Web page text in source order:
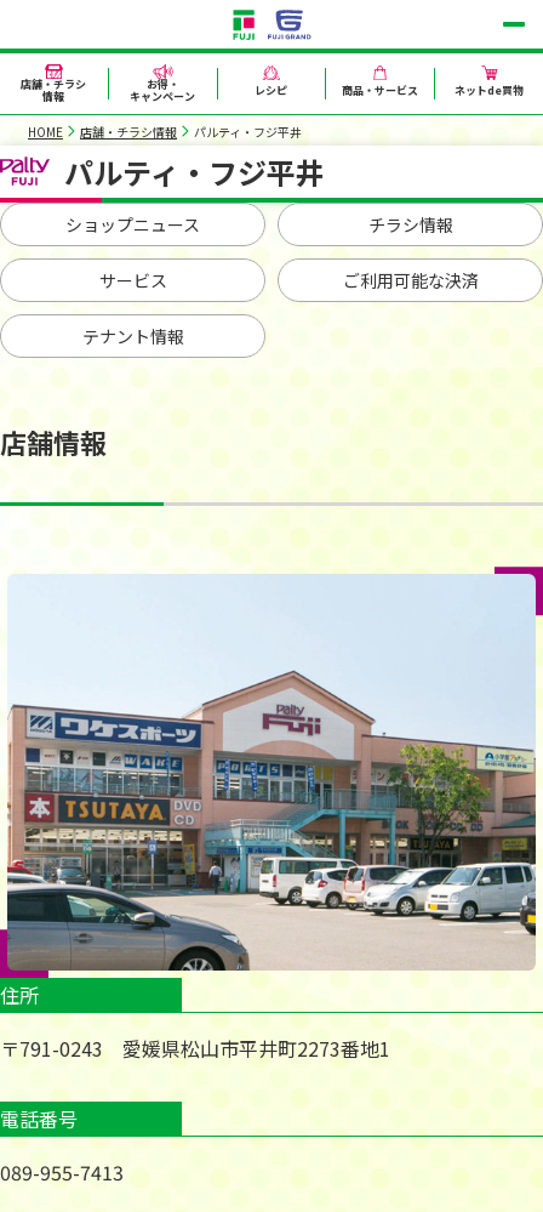
店舗・チラシ
情報
お得・
キャンペーン レシピ 商品・サービス ネットde買物
HOME 店舗・チラシ情報 パルティ・フジ平井
パルティ・フジ平井
ショップニュース チラシ情報
サービス ご利用可能な決済
テナント情報
店舗情報
住所
〒791-0243 愛媛県松山市平井町2273番地1
電話番号
089-955-7413